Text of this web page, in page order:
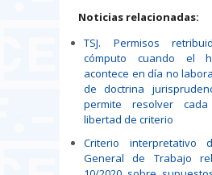
Noticias relacionadas:
TSJ. Permisos
cómputo cuando el
acontece en día no
de doctrina
permite resolver
libertad de criterio
Criterio interpretativo
General de Trabajo